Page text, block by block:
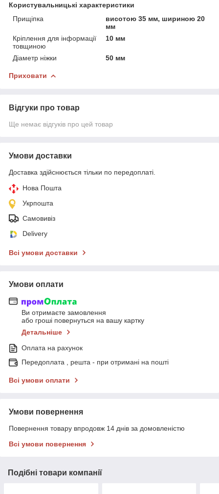
Користувальницькі характеристики
Прищіпка
висотою 35 мм, шириною 20
мм
Кріплення для інформації
товщиною
10 мм
Діаметр ніжки 50 мм
Приховати
Відгуки про товар
Ще немає відгуків про цей товар
Умови доставки
Доставка здійснюється тільки по передоплаті.
Нова Пошта
Укрпошта
Самовивіз
Delivery
Всі умови доставки
Умови оплати
Ви отримаєте замовлення
або гроші повернуться на вашу картку
Детальніше
Оплата на рахунок
Передоплата , решта - при отримані на пошті
Всі умови оплати
Умови повернення
Повернення товару впродовж 14 днів за домовленістю
Всі умови повернення
Подібні товари компанії